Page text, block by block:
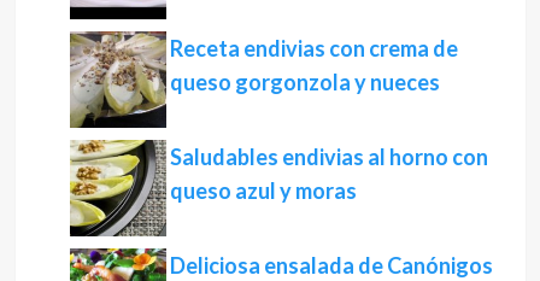
Receta endivias con crema de
queso gorgonzola y nueces
Saludables endivias al horno con
queso azul y moras
Deliciosa ensalada de Canónigos